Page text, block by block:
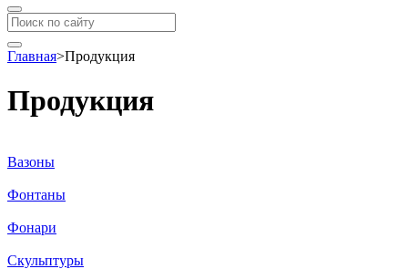
Главная>Продукция
Продукция
Вазоны
Фонтаны
Фонари
Скульптуры